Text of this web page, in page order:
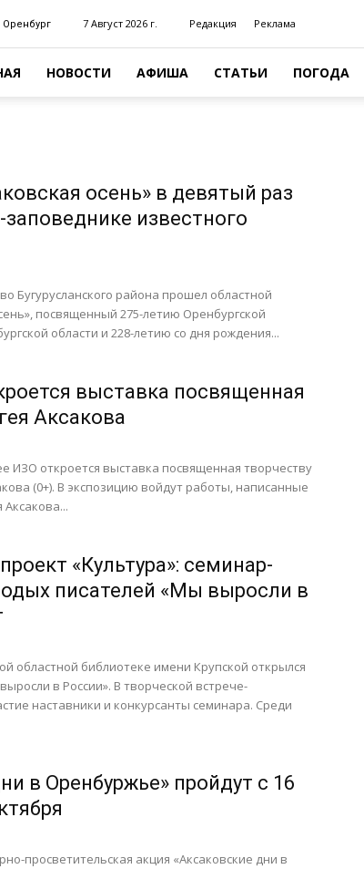
Оренбург 7 Август 2026 г. Редакция Реклама
НОВОСТИ АФИША СТАТЬИ ПОГОДА
осень» в девятый раз
известного
Бугурусланского района прошел областной
посвященный 275-летию Оренбургской
области и 228-летию со дня рождения...
выставка посвященная
Аксакова
ИЗО откроется выставка посвященная творчеству
(0+). В экспозицию войдут работы, написанные
«Культура»: семинар-
писателей «Мы выросли в
областной библиотеке имени Крупской открылся
в России». В творческой встрече-
наставники и конкурсанты семинара. Среди
в Оренбуржье» пройдут с 16
просветительская акция «Аксаковские дни в